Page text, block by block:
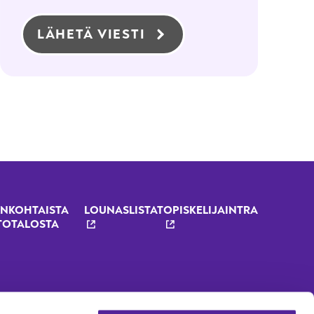
LÄHETÄ VIESTI
LOUNASLISTATOPISKELIJAINTRA